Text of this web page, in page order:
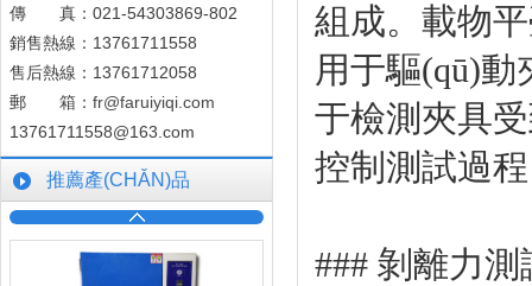
傳 真：021-54303869-802
銷售熱線：13761711558
售后熱線：13761712058
郵 箱： fr@faruiyiqi.com
13761711558@163.com
推薦產(CHǍN)品
組成。載
用于驅(qū)
于檢測夾具受
控制測試過
### 剝離力